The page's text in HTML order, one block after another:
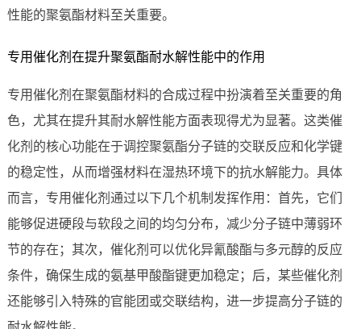
性能的聚氨酯材料至关重要。
专用催化剂在提升聚氨酯耐水解性能中的作用
专用催化剂在聚氨酯材料的合成过程中扮演着至关重要的角
色，尤其在提升其耐水解性能方面表现得尤为显著。这类催
化剂的核心功能在于调控聚氨酯分子链的交联反应和化学键
的稳定性，从而增强材料在湿热环境下的抗水解能力。具体
而言，专用催化剂通过以下几个机制发挥作用：首先，它们
能够促进硬段与软段之间的均匀分布，减少分子链中薄弱环
节的存在；其次，催化剂可以优化异氰酸酯与多元醇的反应
条件，确保生成的氨基甲酸酯键更加稳定；后，某些催化剂
还能够引入特殊的官能团或交联结构，进一步提高分子链的